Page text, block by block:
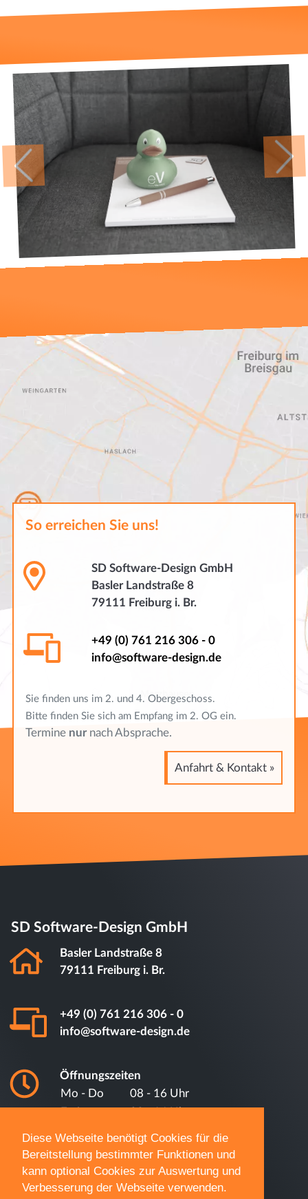
Diese Webseite benötigt Cookies für die
Bereitstellung bestimmter Funktionen und
kann optional Cookies zur Auswertung und
Verbesserung der Webseite verwenden.
So erreichen Sie uns!
SD Software-Design GmbH
Basler Landstraße 8
79111 Freiburg i. Br.
+49 (0) 761 216 306 - 0
info@software-design.de
Sie finden uns im 2. und 4. Obergeschoss.
Bitte finden Sie sich am Empfang im 2. OG ein.
Termine nurnach Absprache.
Anfahrt & Kontakt »
SD Software-Design GmbH
Basler Landstraße 8
79111 Freiburg i. Br.
+49 (0) 761 216 306 - 0
info@software-design.de
Öffnungszeiten
Mo - Do
08 - 16 Uhr
Unsere Kernkompetenzen
Cloud-Software (SaaS)